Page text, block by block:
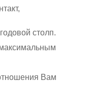
столп.
максимальным
Вам